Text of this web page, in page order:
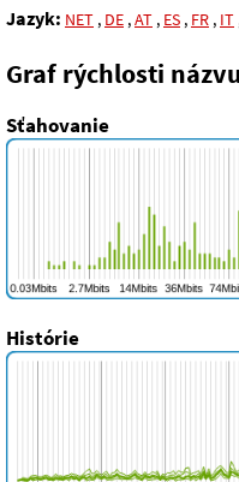
Jazyk: NET , DE ,AT , ES , FR , IT
Graf rýchlosti
Sťahovanie
Histórie